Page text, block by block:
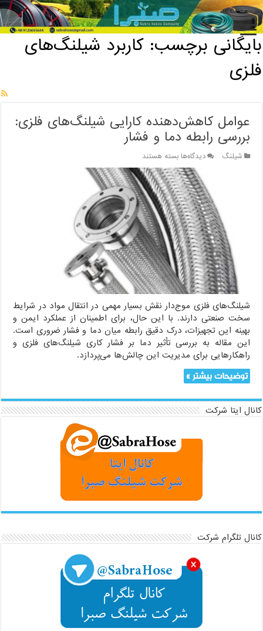
خانه / بایگانی برچسب: کاربرد شیلنگ‌های فلزی
بایگانی برچسب:کاربرد شیلنگ‌های
فلزی
عوامل کاهش‌دهنده کارایی شیلنگ‌های فلزی:
بررسی رابطه دما و فشار
شیلنگ دیدگاه‌هابرای
عوامل
کاهش‌دهنده
کارایی
شیلنگ‌های
فلزی:
بررسی
رابطه
دما
و
فشار
بسته هستند
شیلنگ‌های فلزی موج‌دار نقش بسیار مهمی در انتقال مواد در شرایط
سخت صنعتی دارند. با این حال، برای اطمینان از عملکرد ایمن و
بهینه این تجهیزات، درک دقیق رابطه میان دما و فشار ضروری است.
این مقاله به بررسی تأثیر دما بر فشار کاری شیلنگ‌های فلزی و
راهکارهایی برای مدیریت این چالش‌ها می‌پردازد.
توضیحات بیشتر »
کانال ایتا شرکت
کانال تلگرام شرکت